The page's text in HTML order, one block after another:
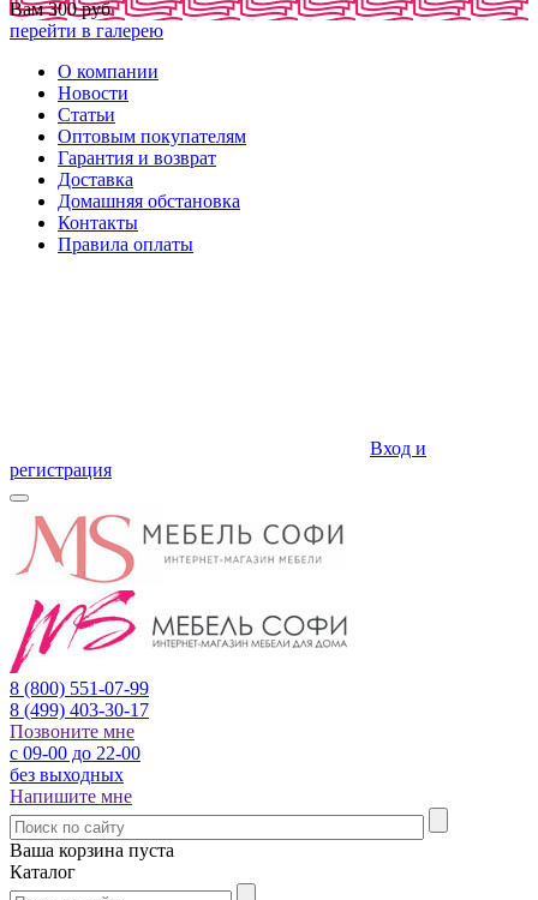
Вам 300 руб
перейти в галерею
О компании
Новости
Статьи
Оптовым покупателям
Гарантия и возврат
Доставка
Домашняя обстановка
Контакты
Правила оплаты
Вход и
регистрация
8 (800) 551-07-99
8 (499) 403-30-17
Позвоните мне
с 09-00 до 22-00
без выходных
Напишите мне
Ваша корзина пуста
Каталог